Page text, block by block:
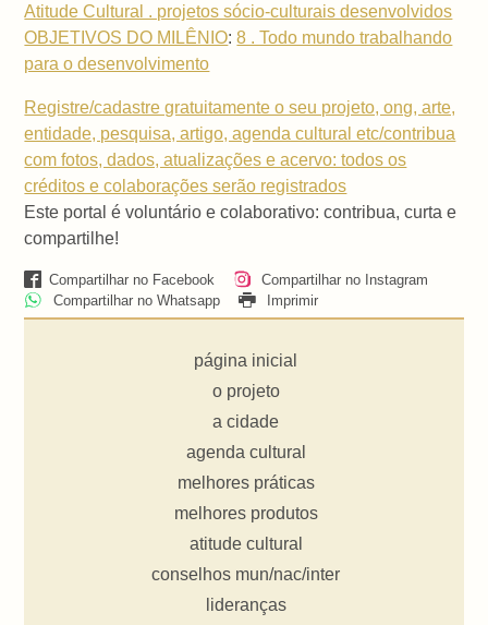
Atitude Cultural . projetos sócio-culturais desenvolvidos
OBJETIVOS DO MILÊNIO:8 . Todo mundo trabalhando
para o desenvolvimento
Registre/cadastre gratuitamente o seu projeto, ong, arte,
entidade, pesquisa, artigo, agenda cultural etc/contribua
com fotos, dados, atualizações e acervo: todos os
créditos e colaborações serão registrados
Este portal é voluntário e colaborativo: contribua, curta e
compartilhe!
Compartilhar no Facebook
Compartilhar no Instagram
Compartilhar no Whatsapp
Imprimir
página inicial
o projeto
a cidade
agenda cultural
melhores práticas
melhores produtos
atitude cultural
conselhos mun/nac/inter
lideranças